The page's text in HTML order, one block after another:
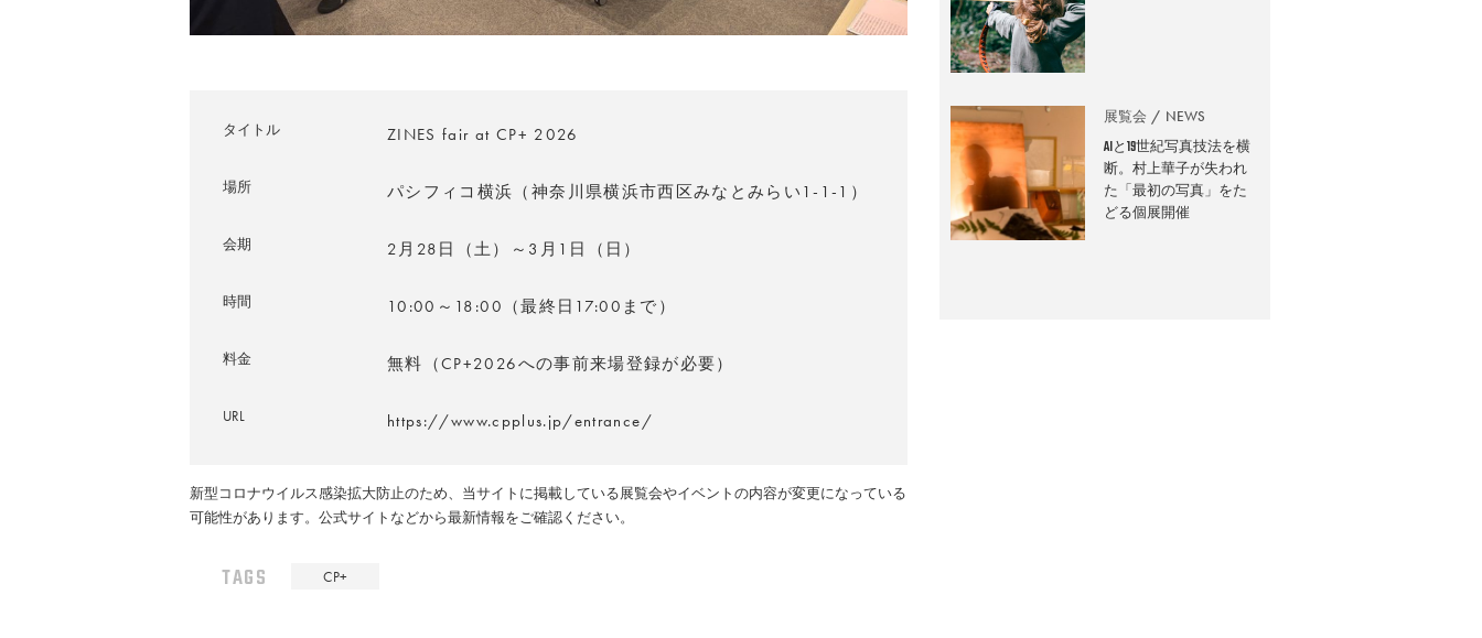
タイトル ZINES fair at CP+ 2026
場所 パシフィコ横浜（神奈川県横浜市西区みなとみらい1-1-1）
会期 2月28日（土）～3月1日（日）
時間 10:00～18:00（最終日17:00まで）
料金 無料（CP+2026への事前来場登録が必要）
URL https://www.cpplus.jp/entrance/
新型コロナウイルス感染拡大防止のため、当サイトに掲載している展覧会やイベントの内容が変更になっている
可能性があります。公式サイトなどから最新情報をご確認ください。
TAGS CP+
展覧会 NEWS
AIと19世紀写真技法を横
断。村上華子が失われ
た「最初の写真」をた
どる個展開催